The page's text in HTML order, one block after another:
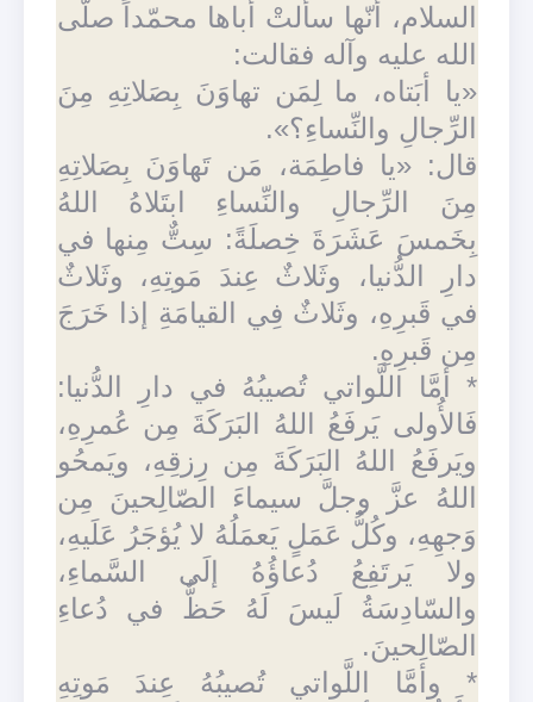
السلام، أنّها سألتْ أباها محمّداً صلّى
الله عليه وآله فقالت:
«يا أبَتاه، ما لِمَن تهاوَنَ بِصَلاتِهِ مِنَ
الرِّجالِ والنِّساءِ؟».
قال: «يا فاطِمَة، مَن تَهاوَنَ بِصَلاتِهِ
مِنَ الرِّجالِ والنِّساءِ ابتَلاهُ اللهُ
بِخَمسَ عَشَرَةَ خِصلَةً: سِتٌّ مِنها في
دارِ الدُّنيا، وثَلاثٌ عِندَ مَوتِهِ، وثَلاثٌ
في قَبرِهِ، وثَلاثٌ فِي القيامَةِ إذا خَرَجَ
مِن قَبرِهِ.
* أمَّا اللَّواتي تُصيبُهُ في دارِ الدُّنيا:
فَالأُولى يَرفَعُ اللهُ البَرَكَةَ مِن عُمرِهِ،
ويَرفَعُ اللهُ البَرَكَةَ مِن رِزقِهِ، ويَمحُو
اللهُ عزَّ وجلَّ سيماءَ الصّالِحينَ مِن
وَجهِهِ، وكُلُّ عَمَلٍ يَعمَلُهُ لا يُؤجَرُ عَلَيهِ،
ولا يَرتَفِعُ دُعاؤُهُ إلَى السَّماءِ،
والسّادِسَةُ لَيسَ لَهُ حَظٌّ في دُعاءِ
الصّالِحينَ.
* وأمَّا اللَّواتي تُصيبُهُ عِندَ مَوتِهِ